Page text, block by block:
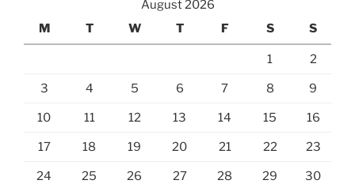
August 2026
M
T W T F S S
1 2
3 4 5 6 7 8 9
10 11 12 13 14 15 16
17 18 19 20 21 22 23
24 25 26 27 28 29 30